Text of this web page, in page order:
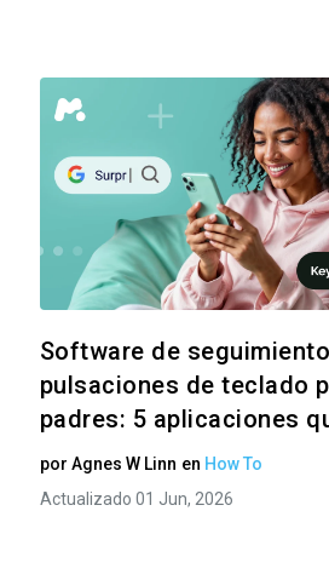
este artículo
Copiar enlace
Software de
pulsaciones de teclado
padres: 5 aplicaciones
por Agnes W Linn en How To
Actualizado 01 Jun, 2026